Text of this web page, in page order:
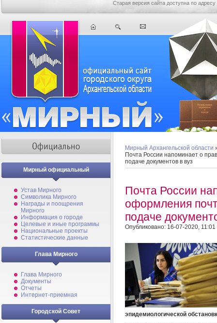
Старая версия сайта доступна по адресу
Мирный официальный
Устав Мирного
Символика Мирного
Награды и поощрения
Мирного
Информация о городе
Целевые и иные программы
Национальные проекты
Статистические данные
Глава Мирного
Глава Мирного
Документы
Отчеты
Интернет-приемная
Городской Совет
Мирный Архангельской области
Почта России напоминает о
подаче документов в вуз
Почта России
оформления
подаче
Опубликовано: 16-07-2020, 11:01
эпидемиологической